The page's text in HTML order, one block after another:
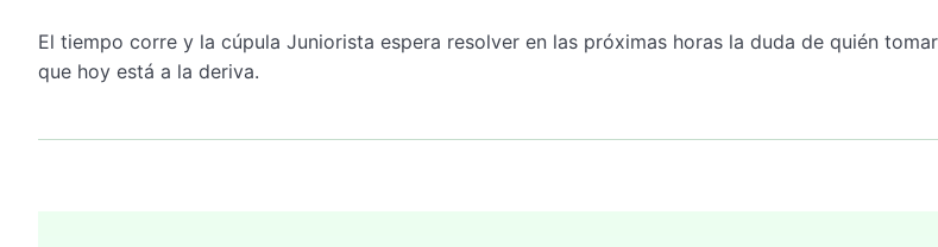
El tiempo corre y la cúpula Juniorista espera resolver en las próximas horas la duda de quién
que hoy está a la deriva.